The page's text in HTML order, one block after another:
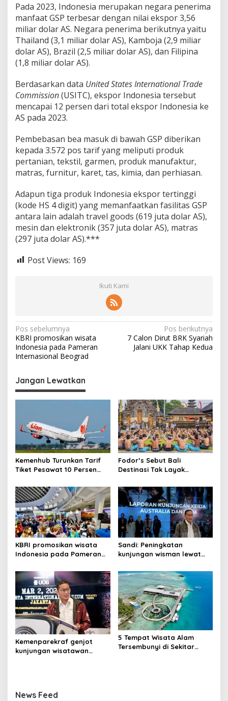
Pada 2023, Indonesia merupakan negara penerima
manfaat GSP terbesar dengan nilai ekspor 3,56
miliar dolar AS. Negara penerima berikutnya yaitu
Thailand (3,1 miliar dolar AS), Kamboja (2,9 miliar
dolar AS), Brazil (2,5 miliar dolar AS), dan Filipina
(1,8 miliar dolar AS).
Berdasarkan data United States International Trade
Commission(USITC), ekspor Indonesia tersebut
mencapai 12 persen dari total ekspor Indonesia ke
AS pada 2023.
Pembebasan bea masuk di bawah GSP diberikan
kepada 3.572 pos tarif yang meliputi produk
pertanian, tekstil, garmen, produk manufaktur,
matras, furnitur, karet, tas, kimia, dan perhiasan.
Adapun tiga produk Indonesia ekspor tertinggi
(kode HS 4 digit) yang memanfaatkan fasilitas GSP
antara lain adalah travel goods (619 juta dolar AS),
mesin dan elektronik (357 juta dolar AS), matras
(297 juta dolar AS).***
Post Views: 169
Ikuti Kami
N
a
v
i
g
a
p
o
s
Pos sebelumnya
KBRI promosikan wisata
Indonesia pada Pameran
Internasional Beograd
Pos berikutnya
7 Calon Dirut BRK Syariah
Jalani UKK Tahap Kedua
Jangan Lewatkan
Kemenhub Turunkan Tarif
Tiket Pesawat 10 Persen
Fodor’s Sebut Bali
Destinasi Tak Layak
Kemen Pariwisata
KBRI promosikan wisata
Indonesia pada Pameran
Sandi: Peningkatan
kunjungan wisman lewat
Kemenparekraf genjot
kunjungan wisatawan
5 Tempat Wisata Alam
Tersembunyi di Sekitar
News Feed